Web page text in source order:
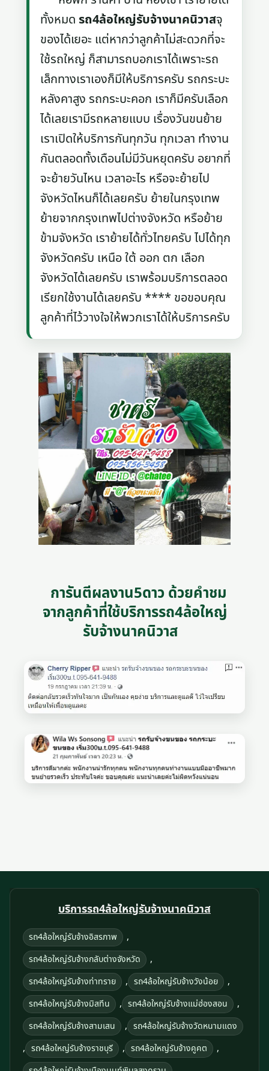
ทั้งหมดรถ4ล้อใหญ่รับจ้างนาคนิวาสจุ
ของได้เยอะ แต่หากว่าลูกค้าไม่สะดวกที่จะ
ใช้รถใหญ่ ก็สามารถบอกเราได้เพราะรถ
เล็กทางเราเองก็มีให้บริการครับ รถกระบะ
หลังคาสูง รถกระบะคอก เราก็มีครับเลือก
ได้เลยเรามีรถหลายแบบ เรื่องวันขนย้าย
เราเปิดให้บริการกันทุกวัน ทุกเวลา ทำงาน
กันตลอดทั้งเดือนไม่มีวันหยุดครับ อยากที่
จะย้ายวันไหน เวลาอะไร หรือจะย้ายไป
จังหวัดไหนก็ได้เลยครับ ย้ายในกรุงเทพ
ย้ายจากกรุงเทพไปต่างจังหวัด หรือย้าย
ข้ามจังหวัด เราย้ายได้ทั่วไทยครับ ไปได้ทุก
จังหวัดครับ เหนือ ใต้ ออก ตก เลือก
จังหวัดได้เลยครับ เราพร้อมบริการตลอด
เรียกใช้งานได้เลยครับ **** ขอขอบคุณ
ลูกค้าที่ไว้วางใจให้พวกเราได้ให้บริการครับ
การันตีผลงาน5ดาว ด้วยคำชม
จากลูกค้าที่ใช้บริการรถ4ล้อใหญ่
รับจ้างนาคนิวาส
บริการรถ4ล้อใหญ่รับจ้างนาคนิวาส
รถ4ล้อใหญ่รับจ้างอิสรภาพ ,
รถ4ล้อใหญ่รับจ้างกลับต่างจังหวัด ,
รถ4ล้อใหญ่รับจ้างท่าทราย , รถ4ล้อใหญ่รับจ้างวังน้อย ,
รถ4ล้อใหญ่รับจ้างมิสทีน , รถ4ล้อใหญ่รับจ้างแม่ฮ่องสอน ,
รถ4ล้อใหญ่รับจ้างสามเสน , รถ4ล้อใหญ่รับจ้างวัดหนามแดง
, รถ4ล้อใหญ่รับจ้างราชบุรี , รถ4ล้อใหญ่รับจ้างคูคต ,